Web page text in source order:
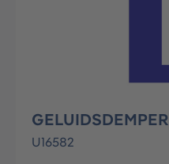
GELUIDSDEMPER
U16582